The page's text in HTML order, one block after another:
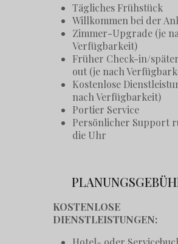
Tägliches Frühstück
Willkommen bei der
Zimmer-Upgrade (je
Verfügbarkeit)
Früher Check-in/
out (je nach
Kostenlose
nach Verfügbarkeit)
Portier Service
Persönlicher Support
die Uhr
KOSTENLOSE
DIENSTLEISTUNGEN: